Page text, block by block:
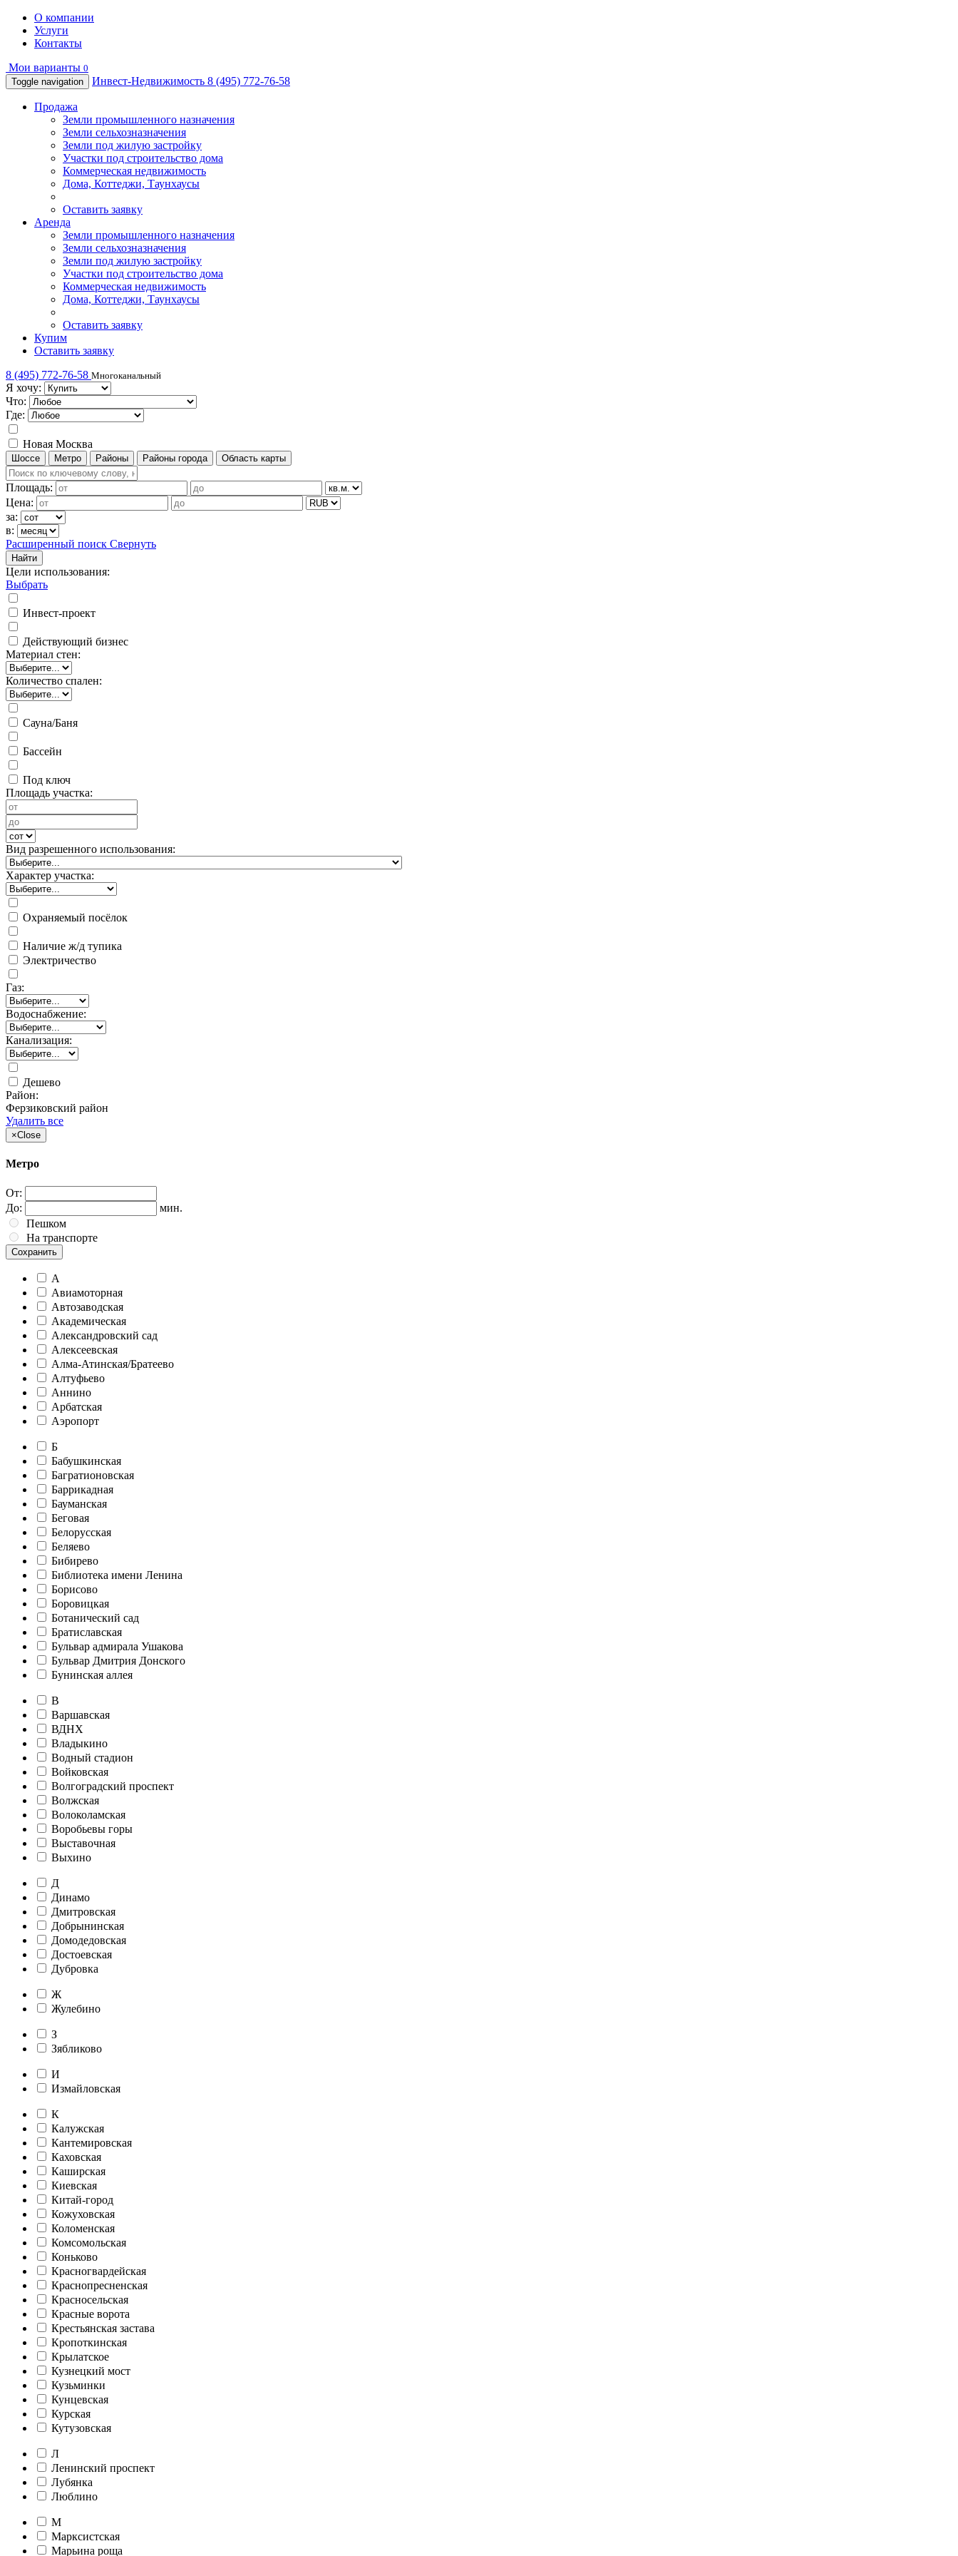
О компании
Услуги
Контакты
Мои варианты 0
Toggle navigation
Инвест-Недвижимость 8 (495) 772-76-58
Продажа
Земли промышленного назначения
Земли сельхозназначения
Земли под жилую застройку
Участки под строительство дома
Коммерческая недвижимость
Дома, Коттеджи, Таунхаусы
Оставить заявку
Аренда
Земли промышленного назначения
Земли сельхозназначения
Земли под жилую застройку
Участки под строительство дома
Коммерческая недвижимость
Дома, Коттеджи, Таунхаусы
Оставить заявку
Купим
Оставить заявку
8 (495) 772-76-58 Многоканальный
Я хочу:
Что:
Где:
Новая Москва
Шоссе Метро Районы Районы города Область карты
Площадь:
Цена:
за:
в:
Расширенный поиск Свернуть
Найти
Цели использования:
Выбрать
Инвест-проект
Действующий бизнес
Материал стен:
Количество спален:
Сауна/Баня
Бассейн
Под ключ
Площадь участка:
Вид разрешенного использования:
Характер участка:
Охраняемый посёлок
Наличие ж/д тупика
Электричество
Газ:
Водоснабжение:
Канализация:
Дешево
Район:
Ферзиковский район
Удалить все
×Close
Метро
От:
До:
мин.
Пешком
На транспорте
Сохранить
А
Авиамоторная
Автозаводская
Академическая
Александровский сад
Алексеевская
Алма-Атинская/Братеево
Алтуфьево
Аннино
Арбатская
Аэропорт
Б
Бабушкинская
Багратионовская
Баррикадная
Бауманская
Беговая
Белорусская
Беляево
Бибирево
Библиотека имени Ленина
Борисово
Боровицкая
Ботанический сад
Братиславская
Бульвар адмирала Ушакова
Бульвар Дмитрия Донского
Бунинская аллея
В
Варшавская
ВДНХ
Владыкино
Водный стадион
Войковская
Волгоградский проспект
Волжская
Волоколамская
Воробьевы горы
Выставочная
Выхино
Д
Динамо
Дмитровская
Добрынинская
Домодедовская
Достоевская
Дубровка
Ж
Жулебино
З
Зябликово
И
Измайловская
К
Калужская
Кантемировская
Каховская
Каширская
Киевская
Китай-город
Кожуховская
Коломенская
Комсомольская
Коньково
Красногвардейская
Краснопресненская
Красносельская
Красные ворота
Крестьянская застава
Кропоткинская
Крылатское
Кузнецкий мост
Кузьминки
Кунцевская
Курская
Кутузовская
Л
Ленинский проспект
Лубянка
Люблино
М
Марксистская
Марьина роща